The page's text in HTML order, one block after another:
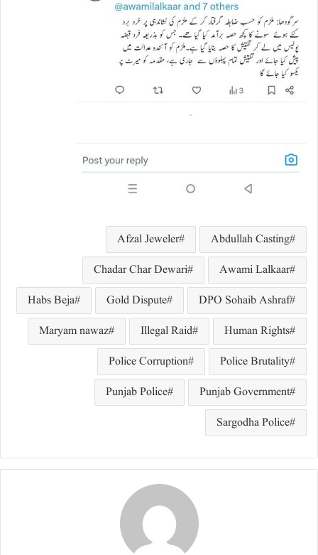
Abdullah Casting
Afzal Jeweler
Awami Lalkaar
Chadar Char Dewari
DPO Sohaib Ashraf
Gold Dispute
Habs Beja
Human Rights
Illegal Raid
Maryam nawaz
Police Brutality
Police Corruption
Punjab Government
Punjab Police
Sargodha Police